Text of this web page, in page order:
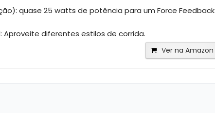
quase 25 watts de potência para um Force Feedback
diferentes estilos de corrida.
Ver na Amazon